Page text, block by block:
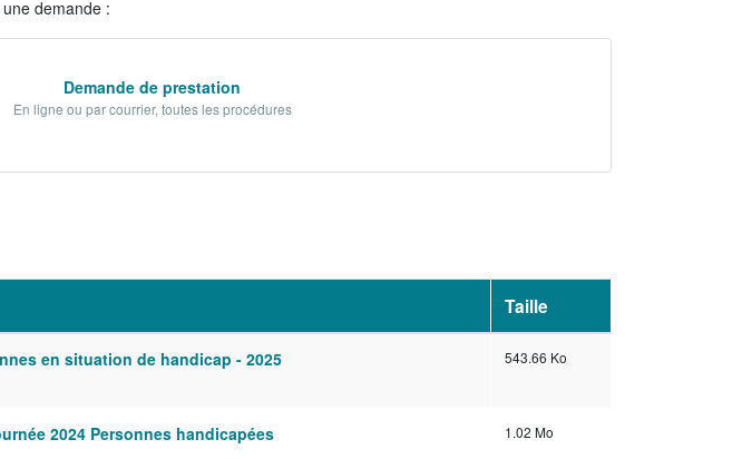
demande :
Demande de prestation
En ligne ou par courrier, toutes les procédures
Taille
en situation de handicap - 2025 543.66 Ko
2024 Personnes handicapées 1.02 Mo